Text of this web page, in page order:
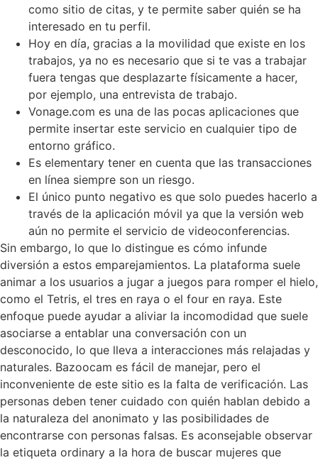
como sitio de citas, y te permite saber quién se ha
interesado en tu perfil.
Hoy en día, gracias a la movilidad que existe en los
trabajos, ya no es necesario que si te vas a trabajar
fuera tengas que desplazarte físicamente a hacer,
por ejemplo, una entrevista de trabajo.
Vonage.com es una de las pocas aplicaciones que
permite insertar este servicio en cualquier tipo de
entorno gráfico.
Es elementary tener en cuenta que las transacciones
en línea siempre son un riesgo.
El único punto negativo es que solo puedes hacerlo a
través de la aplicación móvil ya que la versión web
aún no permite el servicio de videoconferencias.
Sin embargo, lo que lo distingue es cómo infunde
diversión a estos emparejamientos. La plataforma suele
animar a los usuarios a jugar a juegos para romper el hielo,
como el Tetris, el tres en raya o el four en raya. Este
enfoque puede ayudar a aliviar la incomodidad que suele
asociarse a entablar una conversación con un
desconocido, lo que lleva a interacciones más relajadas y
naturales. Bazoocam es fácil de manejar, pero el
inconveniente de este sitio es la falta de verificación. Las
personas deben tener cuidado con quién hablan debido a
la naturaleza del anonimato y las posibilidades de
encontrarse con personas falsas. Es aconsejable observar
la etiqueta ordinary a la hora de buscar mujeres que